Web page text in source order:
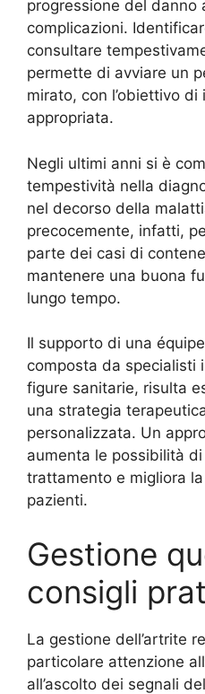
progressione del danno
complicazioni.
consultare
permette di avviare un
mirato, con l’obiettivo
appropriata.
Negli ultimi anni si è
tempestività nella
nel decorso della
precocemente, infatti,
parte dei casi di
mantenere una buona
lungo tempo.
Il supporto di una
composta da specialisti
figure sanitarie, risulta
una strategia
personalizzata. Un
aumenta le possibilità
trattamento e migliora
pazienti.
Gestione
consigli
La gestione dell’artrite
particolare attenzione
all’ascolto dei segnali